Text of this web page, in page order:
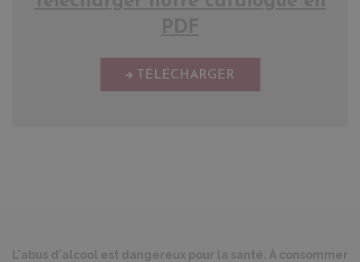
TÉLÉCHARGER
L'abus d'alcool est dangereux pour la santé. À consommer